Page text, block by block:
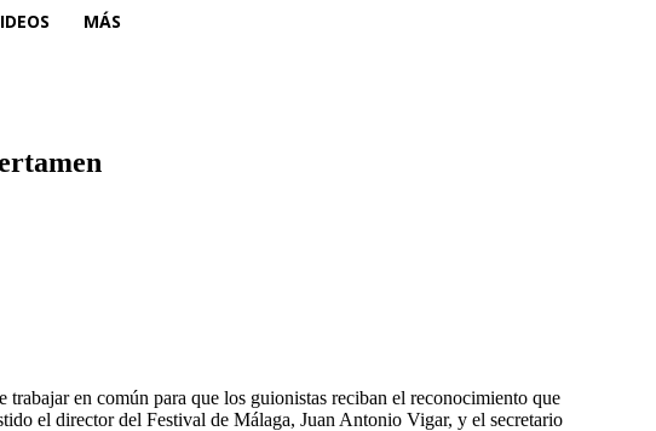
MÁS
trabajar en común para que los guionistas reciban el reconocimiento que
el director del Festival de Málaga, Juan Antonio Vigar, y el secretario